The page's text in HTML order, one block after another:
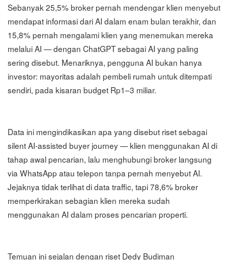
Sebanyak 25,5% broker pernah mendengar klien menyebut
mendapat informasi dari AI dalam enam bulan terakhir, dan
15,8% pernah mengalami klien yang menemukan mereka
melalui AI — dengan ChatGPT sebagai AI yang paling
sering disebut. Menariknya, pengguna AI bukan hanya
investor: mayoritas adalah pembeli rumah untuk ditempati
sendiri, pada kisaran budget Rp1–3 miliar.
Data ini mengindikasikan apa yang disebut riset sebagai
silent AI-assisted buyer journey — klien menggunakan AI di
tahap awal pencarian, lalu menghubungi broker langsung
via WhatsApp atau telepon tanpa pernah menyebut AI.
Jejaknya tidak terlihat di data traffic, tapi 78,6% broker
memperkirakan sebagian klien mereka sudah
menggunakan AI dalam proses pencarian properti.
Temuan ini sejalan dengan riset Dedy Budiman